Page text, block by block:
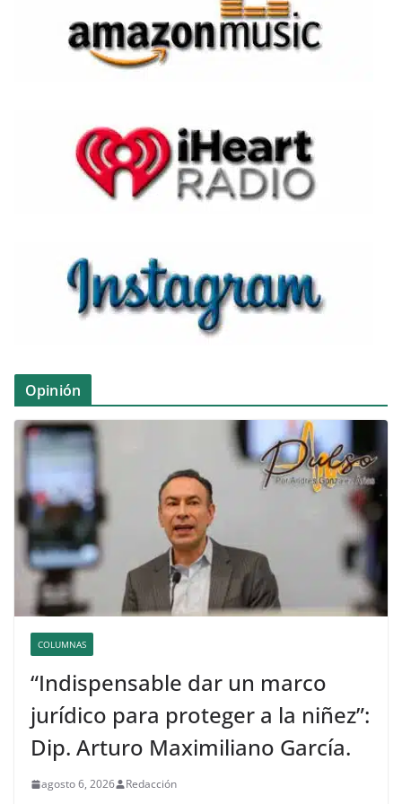
Opinión
COLUMNAS
“Indispensable dar un marco
jurídico para proteger a la niñez”:
Dip. Arturo Maximiliano García.
agosto 6, 2026 Redacción